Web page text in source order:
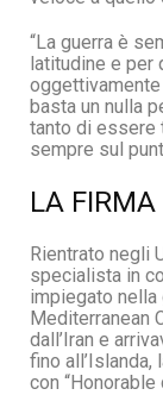
“La guerra è
latitudine e per
basta un nulla
tanto di essere
sempre sul
LA FIRMA
Rientrato negli
specialista in
impiegato
Mediterranean
dall’Iran e
fino all’Islanda,
con